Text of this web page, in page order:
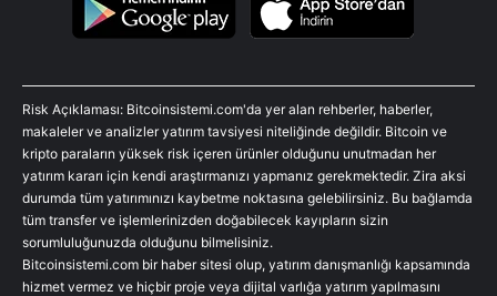
Risk Açıklaması: Bitcoinsistemi.com'da yer alan rehberler, haberler,
makaleler ve analizler yatırım tavsiyesi niteliğinde değildir. Bitcoin ve
kripto paraların yüksek risk içeren ürünler olduğunu unutmadan her
yatırım kararı için kendi araştırmanızı yapmanız gerekmektedir. Zira aksi
durumda tüm yatırımınızı kaybetme noktasına gelebilirsiniz. Bu bağlamda
tüm transfer ve işlemlerinizden doğabilecek kayıpların sizin
sorumluluğunuzda olduğunu bilmelisiniz.
Bitcoinsistemi.com bir haber sitesi olup, yatırım danışmanlığı kapsamında
hizmet vermez ve hiçbir proje veya dijital varlığa yatırım yapılmasını